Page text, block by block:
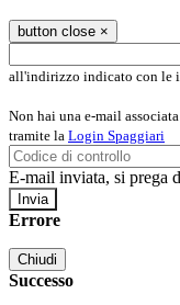
button close ×
all'indirizzo indicato con le
Non hai una e-mail
tramite la Login Spaggiari
E-mail inviata, si prega
Errore
Chiudi
Successo